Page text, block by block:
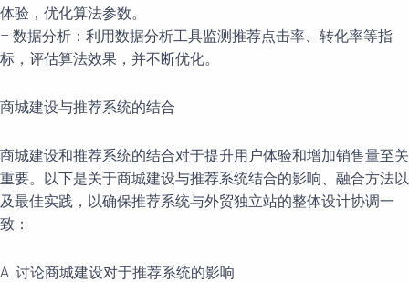
体验，优化算法参数。
– 数据分析：利用数据分析工具监测推荐点击率、转化率等指
标，评估算法效果，并不断优化。
商城建设与推荐系统的结合
商城建设和推荐系统的结合对于提升用户体验和增加销售量至关
重要。以下是关于商城建设与推荐系统结合的影响、融合方法以
及最佳实践，以确保推荐系统与外贸独立站的整体设计协调一
致：
A. 讨论商城建设对于推荐系统的影响